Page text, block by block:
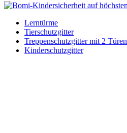
Lerntürme
Tierschutzgitter
Treppenschutzgitter mit 2 Türen
Kinderschutzgitter